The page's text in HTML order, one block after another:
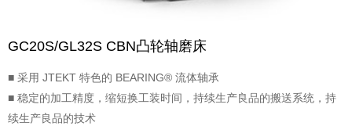
GC20S/GL32S CBN凸轮轴磨床
■ 采用 JTEKT 特色的 BEARING® 流体轴承
■ 稳定的加工精度，缩短换工装时间，持续生产良品的搬送系统，持
续生产良品的技术